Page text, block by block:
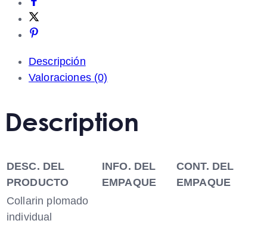
Descripción
Valoraciones (0)
Description
DESC. DEL
PRODUCTO
INFO. DEL
EMPAQUE
CONT. DEL
EMPAQUE
Collarin plomado
individual